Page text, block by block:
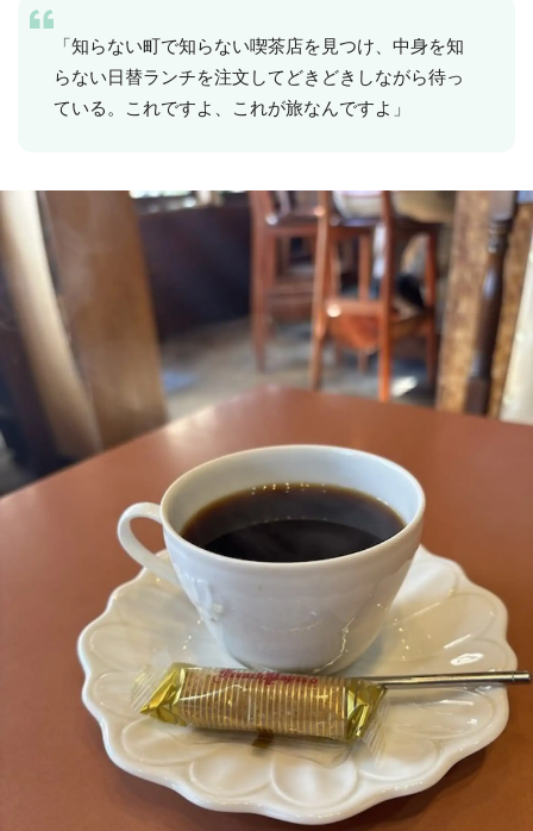
「知らない町で知らない喫茶店を見つけ、中身を知
らない日替ランチを注文してどきどきしながら待っ
ている。これですよ、これが旅なんですよ」